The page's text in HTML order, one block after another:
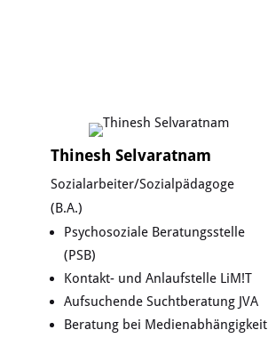
Thinesh Selvaratnam
Sozialarbeiter/Sozialpädagoge
(B.A.)
Psychosoziale Beratungsstelle
(PSB)
Kontakt- und Anlaufstelle LiM!T
Aufsuchende Suchtberatung JVA
Beratung bei Medienabhängigkeit